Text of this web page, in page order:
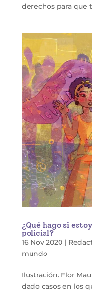
derechos para que
¿Qué hago si
policial?
16 Nov 2020|
mundo
Ilustración: Flor
dado casos en los